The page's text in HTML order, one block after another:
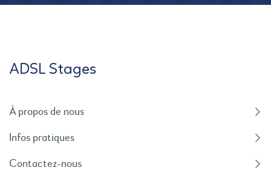
ADSL Stages
À propos de nous
Infos pratiques
Contactez-nous